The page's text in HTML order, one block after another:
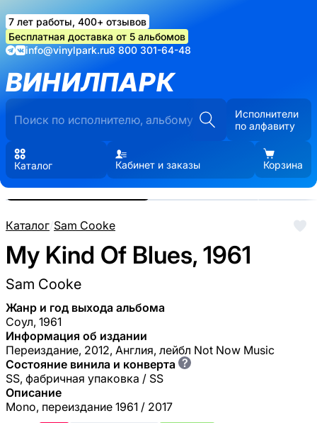
7 лет работы, 400+ отзывов
Бесплатная доставка от 5 альбомов
info@vinylpark.ru8 800 301-64-48
ВИНИЛПАРК
Исполнители
по алфавиту
Каталог Кабинет и заказы Корзина
Каталог/Sam Cooke
My Kind Of Blues, 1961
Sam Cooke
Жанр и год выхода альбома
Соул, 1961
Информация об издании
Переиздание, 2012, Англия, лейбл Not Now Music ‎
Состояние винила и конверта ?
SS, фабричная упаковка / SS
Описание
Mono, переиздание 1961 / 2017
Реальные фото пластинки.
Нажмите, чтобы увеличить